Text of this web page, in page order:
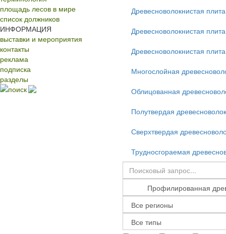
площадь лесов в мире
список должников
ИНФОРМАЦИЯ
выставки и мероприятия
контакты
реклама
подписка
разделы
поиск
Древесноволокнистая
Древесноволокнистая
Древесноволокнистая
Многослойная
Облицованная
Полутвердая
Сверхтвердая
Трудносгораемая